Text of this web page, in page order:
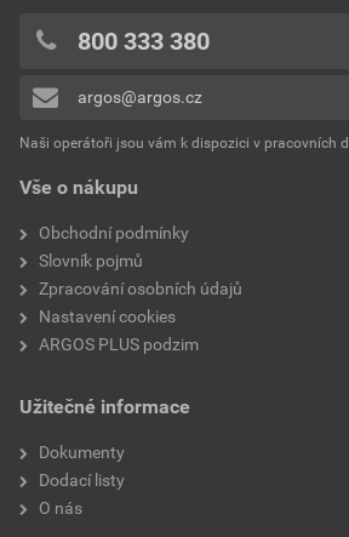
Přidávat hodnocení může pouze
Vše o nákupu
Obchodní podmínky
Slovník pojmů
Zpracování osobních údajů
Nastavení cookies
ARGOS PLUS podzim
Užitečné informace
Dokumenty
Dodací listy
O nás
800 333 380
argos@argos.cz
Naši operátoři jsou vám k dispozici v pracovních